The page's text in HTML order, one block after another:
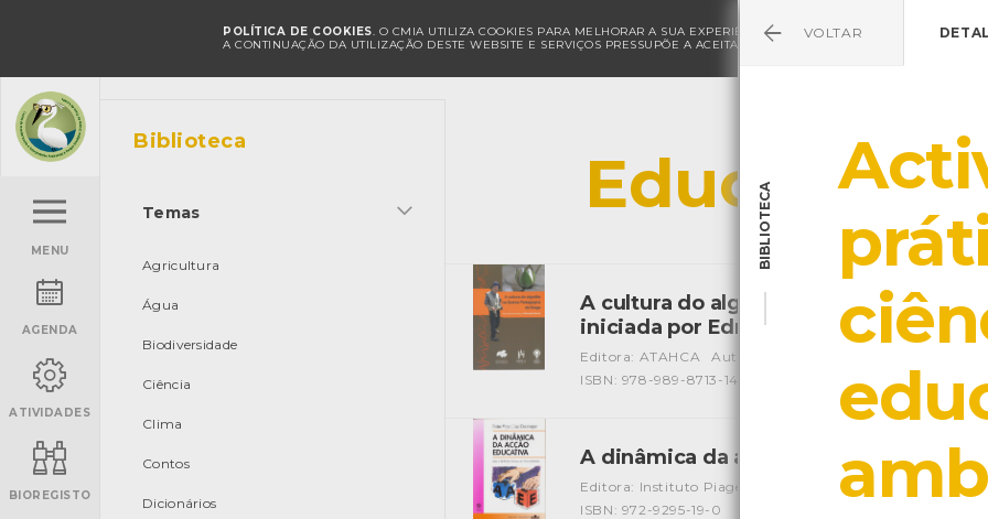
POLÍTICA DE COOKIES. O CMIA UTILIZA COOKIES PARA MELHORAR A SUA EXPERIÊNCIA DE NAVEGAÇÃO E PARA FINS
A CONTINUAÇÃO DA UTILIZAÇÃO DESTE WEBSITE E SERVIÇOS PRESSUPÕE A ACEITAÇÃO DA UTILIZAÇÃO DE COOKIES.
MENU
AGENDA
ATIVIDADES
BIOREGISTO
Biblioteca
Temas
Agricultura
Água
Biodiversidade
Ciência
Clima
Contos
Dicionários
Educação
A cultura do algodão na Quinta
iniciada por Edmundo Sousa
[Livros]
Editora: ATAHCA
Autor: Quinta Pedagógica de Braga
ISBN: 978-989-8713-14-8
A dinâmica da acção educativa [Livros]
Editora: Instituto Piaget
Autor: Pierre Vayer, Jean
ISBN: 972-9295-19-0
VOLTAR
BIBLIOTECA